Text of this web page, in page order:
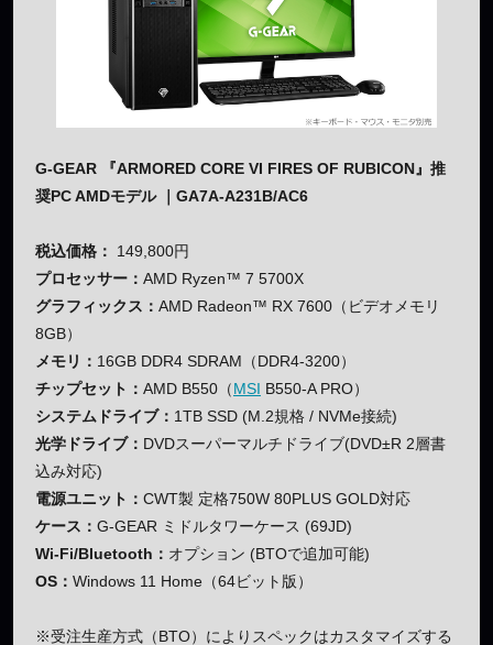
G-GEAR 『ARMORED CORE VI FIRES OF RUBICON』推
奨PC AMDモデル ｜GA7A-A231B/AC6
税込価格： 149,800円
プロセッサー： AMD Ryzen™ 7 5700X
グラフィックス： AMD Radeon™ RX 7600（ビデオメモリ
8GB）
メモリ： 16GB DDR4 SDRAM（DDR4-3200）
チップセット： AMD B550（MSI B550-A PRO）
システムドライブ： 1TB SSD (M.2規格 / NVMe接続)
光学ドライブ： DVDスーパーマルチドライブ(DVD±R 2層書
込み対応)
電源ユニット： CWT製 定格750W 80PLUS GOLD対応
ケース： G-GEAR ミドルタワーケース (69JD)
Wi-Fi/Bluetooth： オプション (BTOで追加可能)
OS： Windows 11 Home（64ビット版）
※受注生産方式（BTO）によりスペックはカスタマイズする